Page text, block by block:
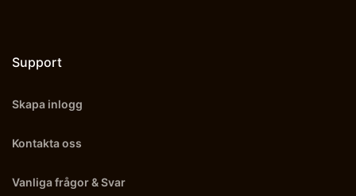
Support
Skapa inlogg
Kontakta oss
Vanliga frågor & Svar